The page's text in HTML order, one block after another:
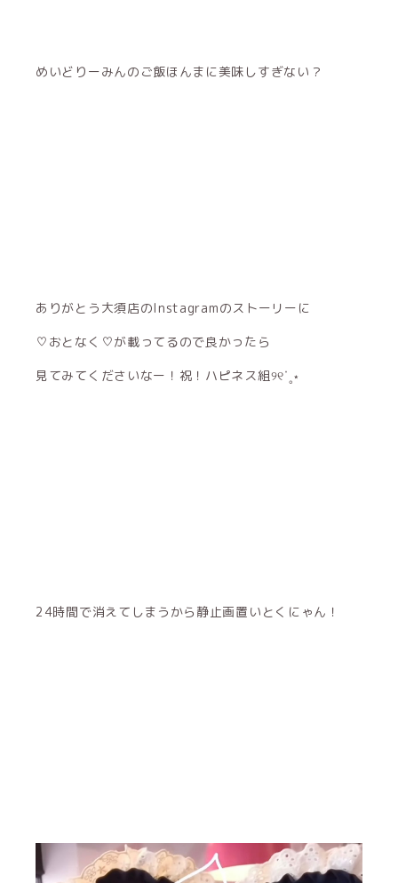
めいどりーみんのご飯ほんまに美味しすぎない？
ありがとう大須店のInstagramのストーリーに
♡おとなく♡が載ってるので良かったら
見てみてくださいなー！祝！ハピネス組୨୧˙˳⋆
24時間で消えてしまうから静止画置いとくにゃん！